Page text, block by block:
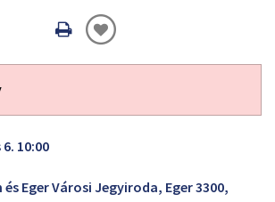
Oldal
10:00
Eger Városi Jegyiroda, Eger 3300,